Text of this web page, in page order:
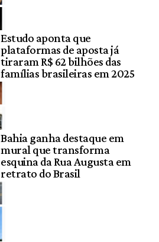
Estudo aponta que
plataformas de aposta já
tiraram R$ 62 bilhões das
famílias brasileiras em 2025
Bahia ganha destaque em
mural que transforma
esquina da Rua Augusta em
retrato do Brasil